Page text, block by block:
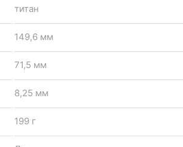
титан
149,6 мм
71,5 мм
8,25 мм
199 г